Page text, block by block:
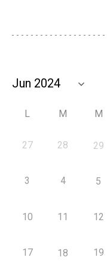
L M M
27 28 29
3 4 5
10 11 12
17 18 19